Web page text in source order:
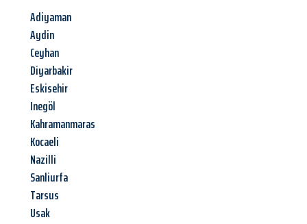
Adiyaman
Aydin
Ceyhan
Diyarbakir
Eskisehir
Inegöl
Kahramanmaras
Kocaeli
Nazilli
Sanliurfa
Tarsus
Usak